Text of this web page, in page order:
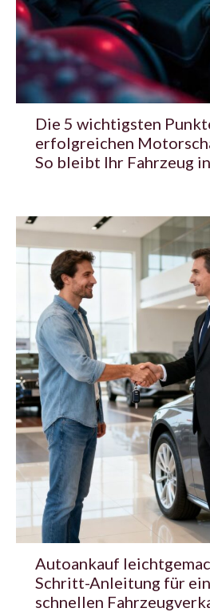
Die 5 wichtigsten
erfolgreichen
So bleibt Ihr Fahrzeug
Autoankauf
Schritt-Anleitung für
schnellen